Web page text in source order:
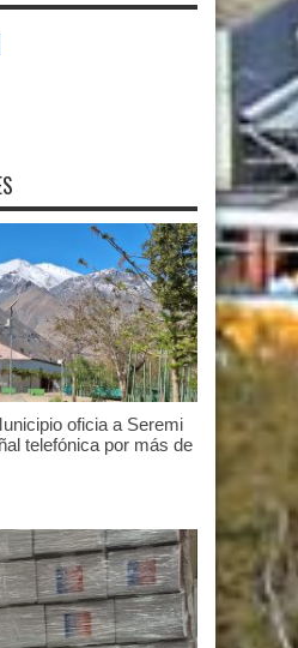
oficia a Seremi
telefónica por más de